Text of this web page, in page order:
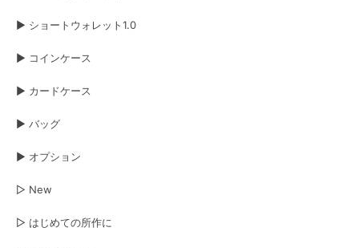
注文の翌日に手元に届きました。すぐに使いたかったのでこれはとても嬉し
きます
▶︎ ショートウォレット1.0
▶︎ コインケース
▶︎ カードケース
▶︎ バッグ
▶︎ オプション
▷ New
▷ はじめての所作に